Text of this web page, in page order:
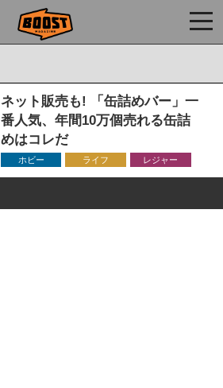
ネット販売も! 「缶詰めバー」一
番人気、年間10万個売れる缶詰
めはコレだ
ホビー ライフ レジャー